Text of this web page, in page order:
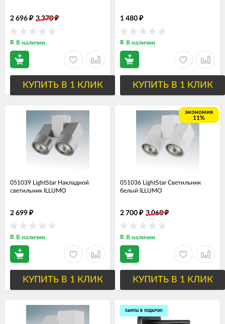
2 696 ₽ 3 370₽
В наличии
КУПИТЬ В 1 КЛИК
1 480 ₽
В наличии
КУПИТЬ В 1 КЛИК
051039 LightStar Накладной
светильник ILLUMO
2 699 ₽
В наличии
КУПИТЬ В 1 КЛИК
экономия
11%
051036 LightStar Светильник
белый ILLUMO
2 700 ₽ 3 068₽
В наличии
КУПИТЬ В 1 КЛИК
ЛАМПЫ В ПОДАРОК!